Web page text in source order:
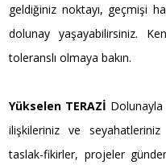
geldiğiniz noktayı, geçmişi
dolunay yaşayabilirsiniz.
toleranslı olmaya bakın.
Yükselen TERAZİ
ilişkileriniz ve seyahatleriniz
taslak-fikirler, projeler